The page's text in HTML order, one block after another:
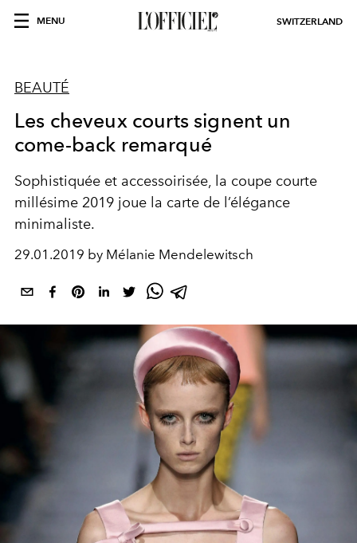
MENU SWITZERLAND
BEAUTÉ
Les cheveux courts signent un
come-back remarqué
Sophistiquée et accessoirisée, la coupe courte
millésime 2019 joue la carte de l’élégance
minimaliste.
29.01.2019 by Mélanie Mendelewitsch